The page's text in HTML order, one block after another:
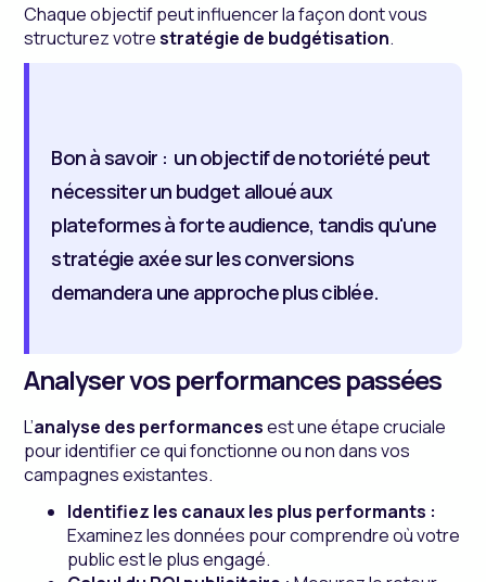
Chaque objectif peut influencer la façon dont vous
structurez votrestratégie de budgétisation.
Bon à savoir : un objectif de notoriété peut
nécessiter un budget alloué aux
plateformes à forte audience, tandis qu'une
stratégie axée sur les conversions
demandera une approche plus ciblée.
Analyser vos performances passées
L’analyse des performancesest une étape cruciale
pour identifier ce qui fonctionne ou non dans vos
campagnes existantes.
Identifiez les canaux les plus performants :
Examinez les données pour comprendre où votre
public est le plus engagé.